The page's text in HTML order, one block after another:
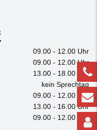
09.00 - 12.00 Uhr
09.00 - 12.00 Uhr
13.00 - 18.00 Uhr
kein Sprechtag
09.00 - 12.00 Uhr
13.00 - 16.00 Uhr
09.00 - 12.00 Uhr